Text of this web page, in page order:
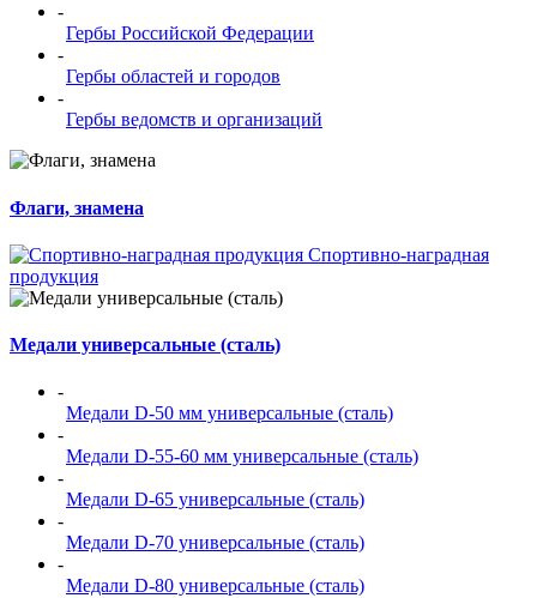
-
Гербы Российской Федерации
-
Гербы областей и городов
-
Гербы ведомств и организаций
Флаги, знамена
Спортивно-наградная
продукция
Медали универсальные (сталь)
-
Медали D-50 мм универсальные (сталь)
-
Медали D-55-60 мм универсальные (сталь)
-
Медали D-65 универсальные (сталь)
-
Медали D-70 универсальные (сталь)
-
Медали D-80 универсальные (сталь)